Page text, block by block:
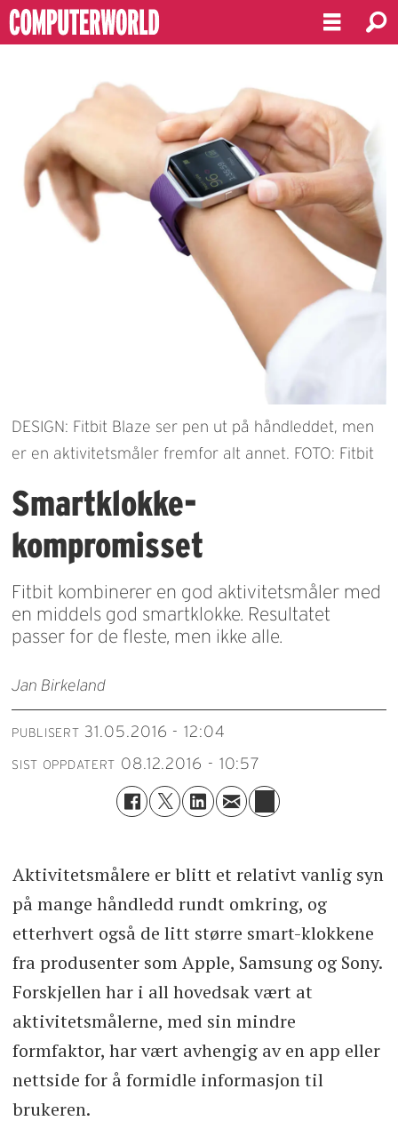
DESIGN: Fitbit Blaze ser pen ut på håndleddet, men
er en aktivitetsmåler fremfor alt annet. FOTO: Fitbit
Smartklokke-
kompromisset
Fitbit kombinerer en god aktivitetsmåler med
en middels god smartklokke. Resultatet
passer for de fleste, men ikke alle.
Jan Birkeland
PUBLISERT 31.05.2016 - 12:04
SIST OPPDATERT 08.12.2016 - 10:57
Aktivitetsmålere er blitt et relativt vanlig syn
på mange håndledd rundt omkring, og
etterhvert også de litt større smart-klokkene
fra produsenter som Apple, Samsung og Sony.
Forskjellen har i all hovedsak vært at
aktivitetsmålerne, med sin mindre
formfaktor, har vært avhengig av en app eller
nettside for å formidle informasjon til
brukeren.